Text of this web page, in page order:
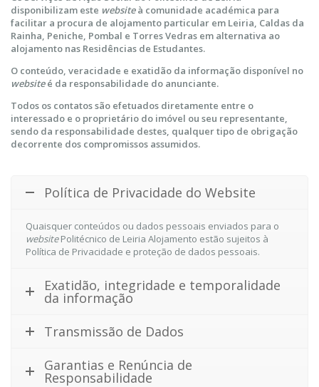
disponibilizam este websiteà comunidade académica para
facilitar a procura de alojamento particular em Leiria, Caldas da
Rainha, Peniche, Pombal e Torres Vedras em alternativa ao
alojamento nas Residências de Estudantes.
O conteúdo, veracidade e exatidão da informação disponível no
websiteé da responsabilidade do anunciante.
Todos os contatos são efetuados diretamente entre o
interessado e o proprietário do imóvel ou seu representante,
sendo da responsabilidade destes, qualquer tipo de obrigação
decorrente dos compromissos assumidos.
Política de Privacidade do Website
Quaisquer conteúdos ou dados pessoais enviados para o
websitePolitécnico de Leiria Alojamento estão sujeitos à
Política de Privacidade e proteção de dados pessoais.
Exatidão, integridade e temporalidade
da informação
Transmissão de Dados
Garantias e Renúncia de
Responsabilidade